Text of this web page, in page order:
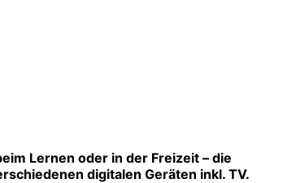
Lernen oder in der Freizeit – die
digitalen Geräten inkl. TV.